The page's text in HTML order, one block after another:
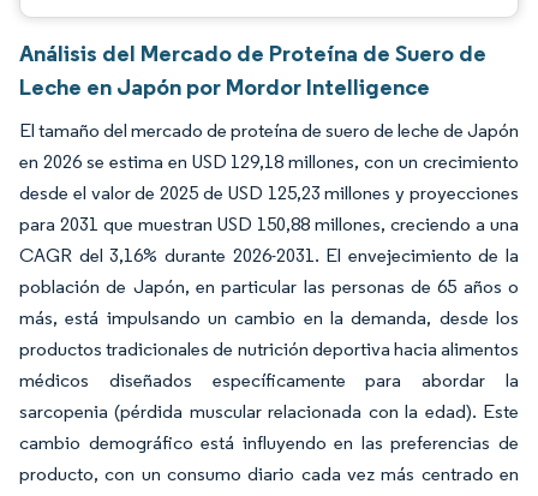
Análisis del Mercado de Proteína de Suero de
Leche en Japón por Mordor Intelligence
El tamaño del mercado de proteína de suero de leche de Japón
en 2026 se estima en USD 129,18 millones, con un crecimiento
desde el valor de 2025 de USD 125,23 millones y proyecciones
para 2031 que muestran USD 150,88 millones, creciendo a una
CAGR del 3,16% durante 2026-2031. El envejecimiento de la
población de Japón, en particular las personas de 65 años o
más, está impulsando un cambio en la demanda, desde los
productos tradicionales de nutrición deportiva hacia alimentos
médicos diseñados específicamente para abordar la
sarcopenia (pérdida muscular relacionada con la edad). Este
cambio demográfico está influyendo en las preferencias de
producto, con un consumo diario cada vez más centrado en